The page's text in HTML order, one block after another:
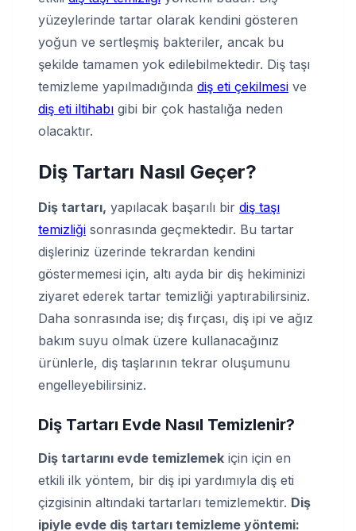
yüzeylerinde tartar olarak kendini gösteren
yoğun ve sertleşmiş bakteriler, ancak bu
şekilde tamamen yok edilebilmektedir. Diş taşı
temizleme yapılmadığında diş eti çekilmesi ve
diş eti iltihabı gibi bir çok hastalığa neden
olacaktır.
Diş Tartarı Nasıl Geçer?
Diş tartarı, yapılacak başarılı bir diş taşı
temizliği sonrasında geçmektedir. Bu tartar
dişleriniz üzerinde tekrardan kendini
göstermemesi için, altı ayda bir diş hekiminizi
ziyaret ederek tartar temizliği yaptırabilirsiniz.
Daha sonrasında ise; diş fırçası, diş ipi ve ağız
bakım suyu olmak üzere kullanacağınız
ürünlerle, diş taşlarının tekrar oluşumunu
engelleyebilirsiniz.
Diş Tartarı Evde Nasıl Temizlenir?
Diş tartarını evde temizlemek için için en
etkili ilk yöntem, bir diş ipi yardımıyla diş eti
çizgisinin altındaki tartarları temizlemektir. Diş
ipiyle evde diş tartarı temizleme yöntemi: